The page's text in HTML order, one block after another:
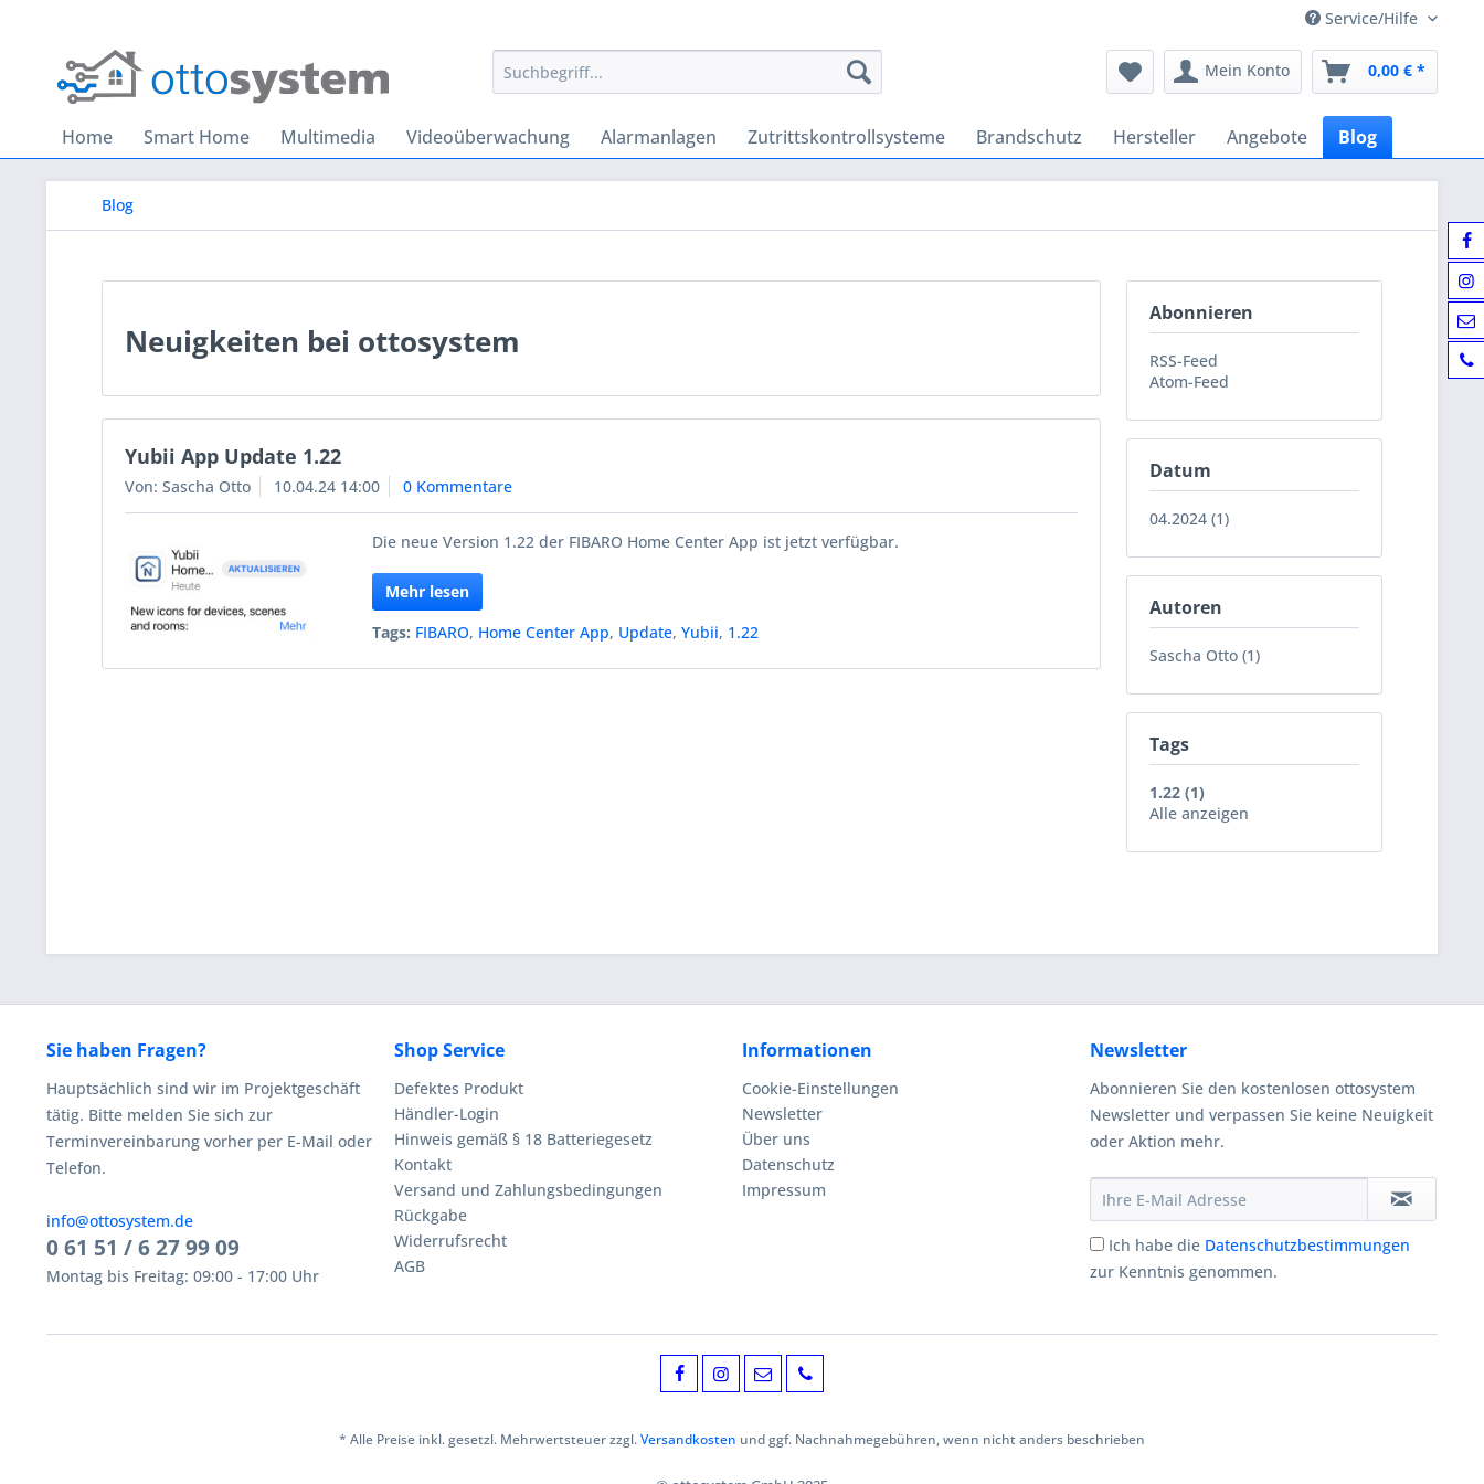
Service/Hilfe
Mein Konto 0,00 € *
Home Smart Home Multimedia Videoüberwachung Alarmanlagen Zutrittskontrollsysteme Brandschutz Hersteller Angebote Blog
Blog
Abonnieren
RSS-Feed
Atom-Feed
Datum
04.2024 (1)
Autoren
Sascha Otto (1)
Tags
1.22 (1)
Alle anzeigen
Neuigkeiten bei ottosystem
Yubii App Update 1.22
Von: Sascha Otto 10.04.24 14:00 0 Kommentare
Die neue Version 1.22 der FIBARO Home Center App ist jetzt verfügbar.
Mehr lesen
Tags: FIBARO, Home Center App, Update,Yubii, 1.22
Sie haben Fragen?
Hauptsächlich sind wir im Projektgeschäft
tätig. Bitte melden Sie sich zur
Terminvereinbarung vorher per E-Mail oder
Telefon.
info@ottosystem.de
0 61 51 / 6 27 99 09
Montag bis Freitag: 09:00 - 17:00 Uhr
Shop Service
Defektes Produkt
Händler-Login
Hinweis gemäß § 18 Batteriegesetz
Kontakt
Versand und Zahlungsbedingungen
Rückgabe
Widerrufsrecht
AGB
Informationen
Cookie-Einstellungen
Newsletter
Über uns
Datenschutz
Impressum
Newsletter
Abonnieren Sie den kostenlosen ottosystem
Newsletter und verpassen Sie keine Neuigkeit
oder Aktion mehr.
Ich habe die Datenschutzbestimmungen
zur Kenntnis genommen.
* Alle Preise inkl. gesetzl. Mehrwertsteuer zzgl.Versandkosten und ggf. Nachnahmegebühren, wenn nicht anders beschrieben